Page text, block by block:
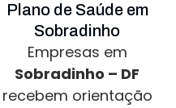
Plano de Saúde em
Sobradinho
Empresas em
Sobradinho – DF
recebem orientação